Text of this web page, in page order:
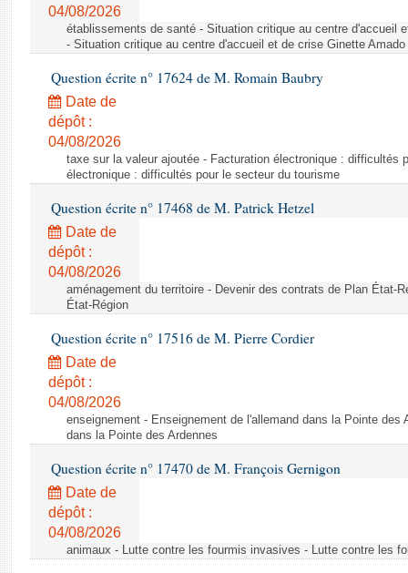
04/08/2026
établissements de santé - Situation critique au centre d'accueil
- Situation critique au centre d'accueil et de crise Ginette Amado
Question écrite n° 17624 de M. Romain Baubry
Date de
dépôt :
04/08/2026
taxe sur la valeur ajoutée - Facturation électronique : difficultés
électronique : difficultés pour le secteur du tourisme
Question écrite n° 17468 de M. Patrick Hetzel
Date de
dépôt :
04/08/2026
aménagement du territoire - Devenir des contrats de Plan État-
État-Région
Question écrite n° 17516 de M. Pierre Cordier
Date de
dépôt :
04/08/2026
enseignement - Enseignement de l'allemand dans la Pointe des
dans la Pointe des Ardennes
Question écrite n° 17470 de M. François Gernigon
Date de
dépôt :
04/08/2026
animaux - Lutte contre les fourmis invasives - Lutte contre les